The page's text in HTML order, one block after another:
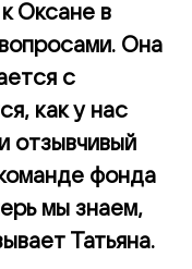
Оксане в
Она
с
как у нас
отзывчивый
фонда
мы знаем,
Татьяна.